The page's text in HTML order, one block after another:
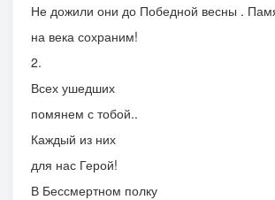
Не дожили они до Победной весны .
на века сохраним!
2.
Всех ушедших
помянем с тобой..
Каждый из них
для нас Герой!
В Бессмертном полку